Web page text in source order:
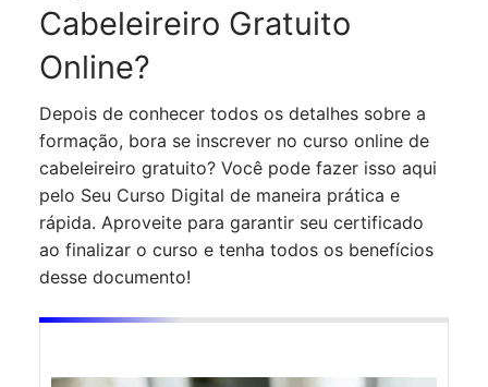
Cabeleireiro Gratuito
Online?
Depois de conhecer todos os detalhes sobre a
formação, bora se inscrever no curso online de
cabeleireiro gratuito? Você pode fazer isso aqui
pelo Seu Curso Digital de maneira prática e
rápida. Aproveite para garantir seu certificado
ao finalizar o curso e tenha todos os benefícios
desse documento!